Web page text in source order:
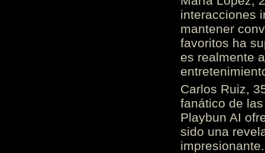
interacciones
mantener
favoritos ha
es realmente
Carlos Ruiz,
fanático de
Playbun AI
sido una